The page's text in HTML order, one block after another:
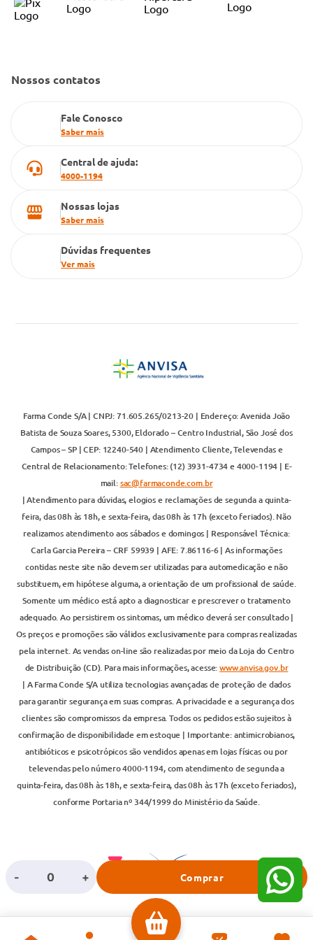
- + Comprar
Fale Conosco
Convênio Conlife
Cartão Grupo Conde
Nossos contatos
Fale Conosco
Saber mais
Central de ajuda:
4000-1194
Nossas lojas
Saber mais
Dúvidas frequentes
Ver mais
Farma Conde S/A | CNPJ: 71.605.265/0213-20 | Endereço: Avenida João
Batista de Souza Soares, 5300, Eldorado – Centro Industrial, São José dos
Campos – SP | CEP: 12240-540 | Atendimento Cliente, Televendas e
Central de Relacionamento: Telefones: (12) 3931-4734 e 4000-1194 | E-
mail:sac@farmaconde.com.br
| Atendimento para dúvidas, elogios e reclamações de segunda a quinta-
feira, das 08h às 18h, e sexta-feira, das 08h às 17h (exceto feriados). Não
realizamos atendimento aos sábados e domingos | Responsável Técnica:
Carla Garcia Pereira – CRF 59939 | AFE: 7.86116-6 | As informações
contidas neste site não devem ser utilizadas para automedicação e não
substituem, em hipótese alguma, a orientação de um profissional de saúde.
Somente um médico está apto a diagnosticar e prescrever o tratamento
adequado. Ao persistirem os sintomas, um médico deverá ser consultado |
Os preços e promoções são válidos exclusivamente para compras realizadas
pela internet. As vendas on-line são realizadas por meio da Loja do Centro
de Distribuição (CD). Para mais informações, acesse:www.anvisa.gov.br
| A Farma Conde S/A utiliza tecnologias avançadas de proteção de dados
para garantir segurança em suas compras. A privacidade e a segurança dos
clientes são compromissos da empresa. Todos os pedidos estão sujeitos à
confirmação de disponibilidade em estoque | Importante: antimicrobianos,
antibióticos e psicotrópicos são vendidos apenas em lojas físicas ou por
televendas pelo número 4000-1194, com atendimento de segunda a
quinta-feira, das 08h às 18h, e sexta-feira, das 08h às 17h (exceto feriados),
conforme Portaria nº 344/1999 do Ministério da Saúde.